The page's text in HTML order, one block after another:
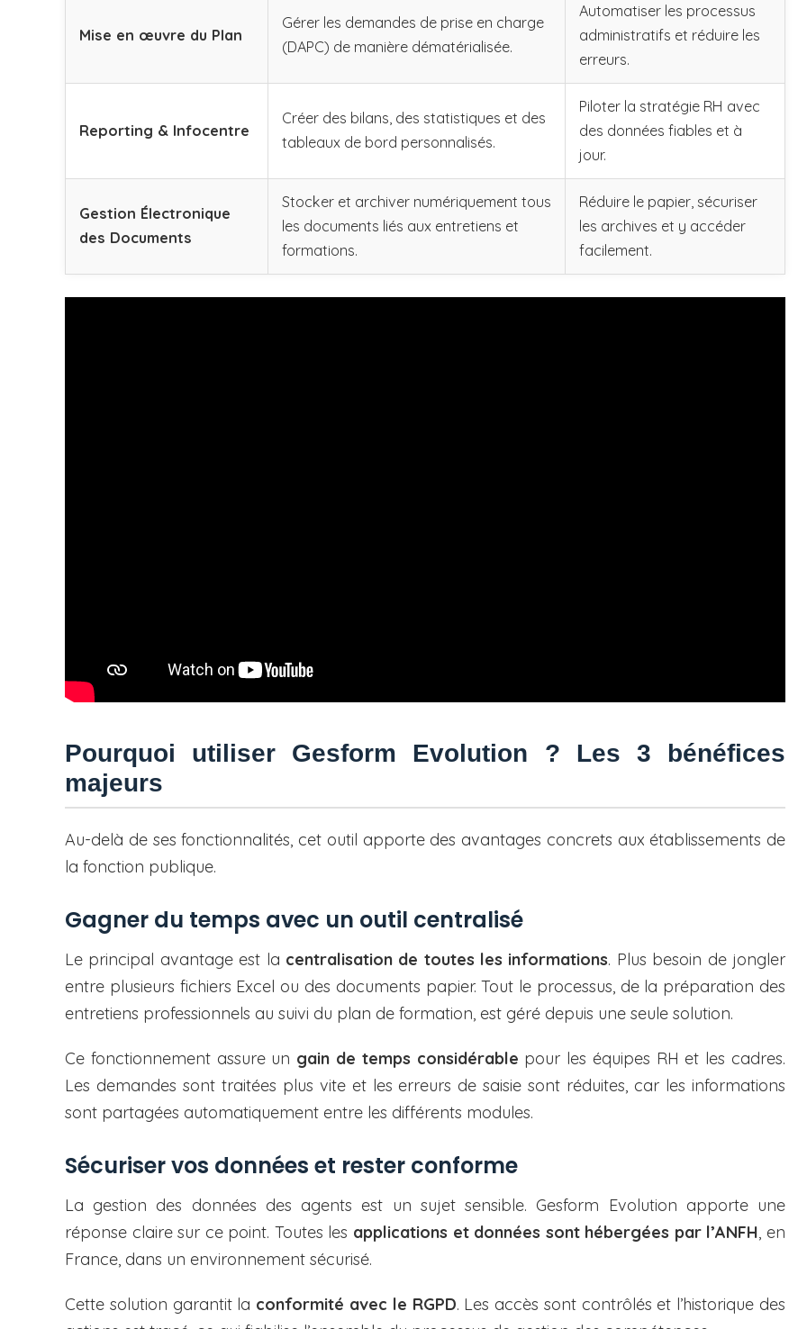
Mise en œuvre du Plan
Gérer les demandes de prise en charge
(DAPC) de manière dématérialisée.
Automatiser les processus
administratifs et réduire les
erreurs.
Reporting & Infocentre
Créer des bilans, des statistiques et des
tableaux de bord personnalisés.
Piloter la stratégie RH avec
des données fiables et à
jour.
Gestion Électronique
des Documents
Stocker et archiver numériquement tous
les documents liés aux entretiens et
formations.
Réduire le papier, sécuriser
les archives et y accéder
facilement.
Pourquoi utiliser Gesform Evolution ? Les 3 bénéfices
majeurs
Au-delà de ses fonctionnalités, cet outil apporte des avantages concrets aux établissements de
la fonction publique.
Gagner du temps avec un outil centralisé
Le principal avantage est la centralisation de toutes les informations. Plus besoin de jongler
entre plusieurs fichiers Excel ou des documents papier. Tout le processus, de la préparation des
entretiens professionnels au suivi du plan de formation, est géré depuis une seule solution.
Ce fonctionnement assure un gain de temps considérable pour les équipes RH et les cadres.
Les demandes sont traitées plus vite et les erreurs de saisie sont réduites, car les informations
sont partagées automatiquement entre les différents modules.
Sécuriser vos données et rester conforme
La gestion des données des agents est un sujet sensible. Gesform Evolution apporte une
réponse claire sur ce point. Toutes les applications et données sont hébergées par l’ANFH, en
France, dans un environnement sécurisé.
Cette solution garantit la conformité avec le RGPD. Les accès sont contrôlés et l’historique des